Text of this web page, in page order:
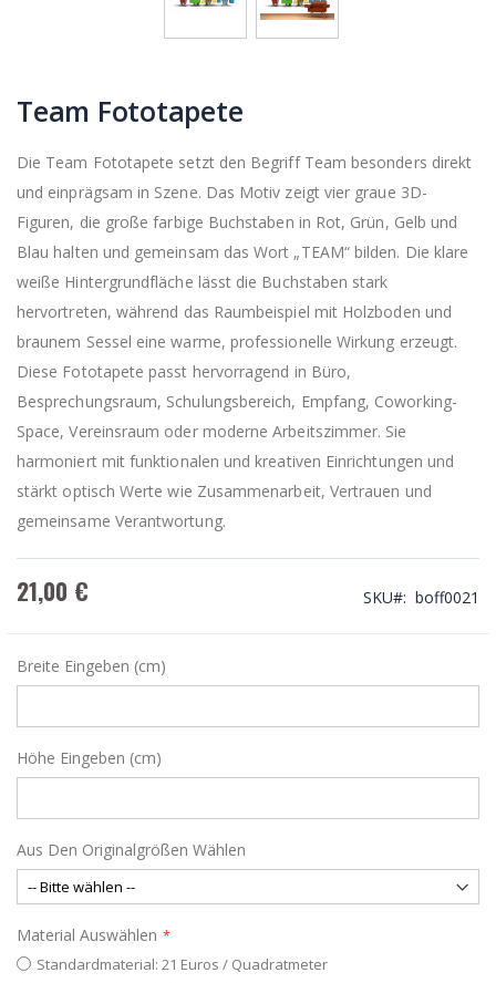
Team Fototapete
Die Team Fototapete setzt den Begriff Team besonders direkt
und einprägsam in Szene. Das Motiv zeigt vier graue 3D-
Figuren, die große farbige Buchstaben in Rot, Grün, Gelb und
Blau halten und gemeinsam das Wort „TEAM“ bilden. Die klare
weiße Hintergrundfläche lässt die Buchstaben stark
hervortreten, während das Raumbeispiel mit Holzboden und
braunem Sessel eine warme, professionelle Wirkung erzeugt.
Diese Fototapete passt hervorragend in Büro,
Besprechungsraum, Schulungsbereich, Empfang, Coworking-
Space, Vereinsraum oder moderne Arbeitszimmer. Sie
harmoniert mit funktionalen und kreativen Einrichtungen und
stärkt optisch Werte wie Zusammenarbeit, Vertrauen und
gemeinsame Verantwortung.
21,00 € SKU boff0021
Breite Eingeben (cm)
Höhe Eingeben (cm)
Aus Den Originalgrößen Wählen
Material Auswählen
Standardmaterial: 21 Euros / Quadratmeter